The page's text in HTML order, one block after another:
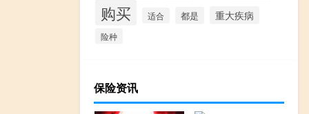
购买 适合 都是 重大疾病
险种
保险资讯